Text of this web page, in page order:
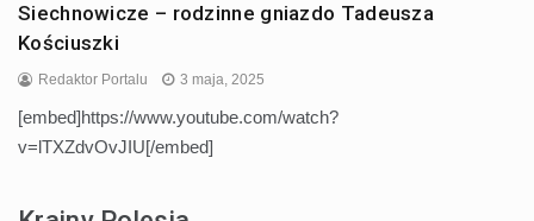
Siechnowicze – rodzinne gniazdo Tadeusza
Kościuszki
Redaktor Portalu 3 maja, 2025
[embed]https://www.youtube.com/watch?
v=lTXZdvOvJIU[/embed]